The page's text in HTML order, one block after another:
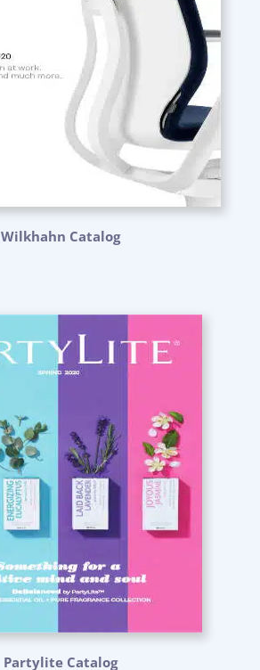
Wilkhahn Catalog
Partylite Catalog